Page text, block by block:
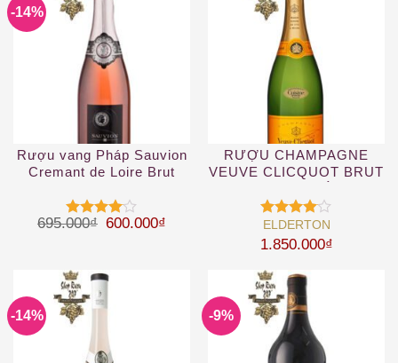
-14%
Rượu vang Pháp Sauvion
Cremant de Loire Brut
Được
695.000₫ Giá gốc là: 695.000₫.
600.000₫ Giá hiện tại là: 600.000₫.
RƯỢU CHAMPAGNE
VEUVE CLICQUOT BRUT
Được
xếp hạng
ELDERTON
1.850.000₫
-14% -9%